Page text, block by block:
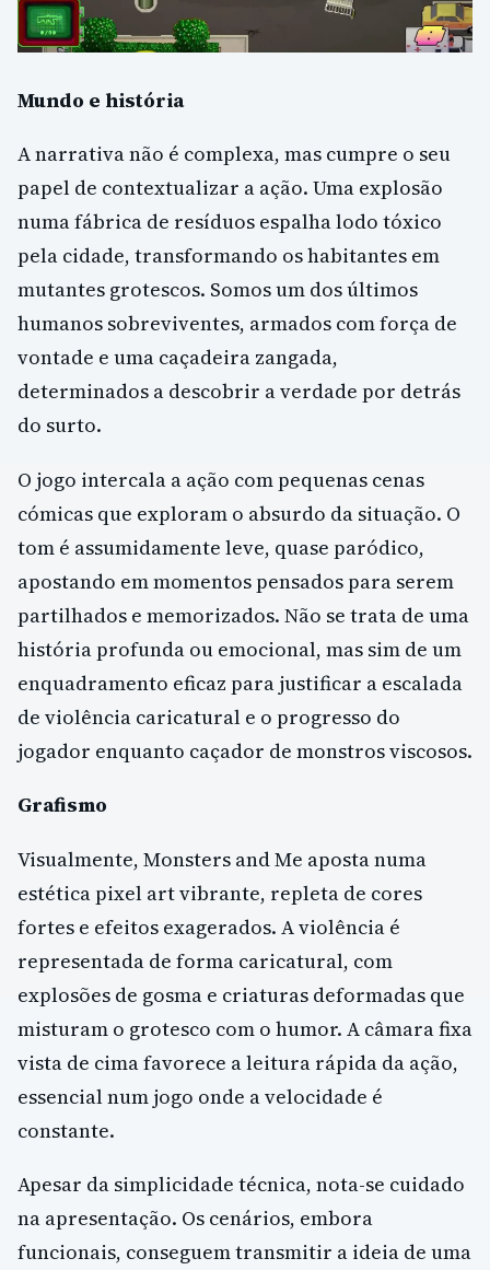
Mundo e história
A narrativa não é complexa, mas cumpre o seu
papel de contextualizar a ação. Uma explosão
numa fábrica de resíduos espalha lodo tóxico
pela cidade, transformando os habitantes em
mutantes grotescos. Somos um dos últimos
humanos sobreviventes, armados com força de
vontade e uma caçadeira zangada,
determinados a descobrir a verdade por detrás
do surto.
O jogo intercala a ação com pequenas cenas
cómicas que exploram o absurdo da situação. O
tom é assumidamente leve, quase paródico,
apostando em momentos pensados para serem
partilhados e memorizados. Não se trata de uma
história profunda ou emocional, mas sim de um
enquadramento eficaz para justificar a escalada
de violência caricatural e o progresso do
jogador enquanto caçador de monstros viscosos.
Grafismo
Visualmente, Monsters and Me aposta numa
estética pixel art vibrante, repleta de cores
fortes e efeitos exagerados. A violência é
representada de forma caricatural, com
explosões de gosma e criaturas deformadas que
misturam o grotesco com o humor. A câmara fixa
vista de cima favorece a leitura rápida da ação,
essencial num jogo onde a velocidade é
constante.
Apesar da simplicidade técnica, nota-se cuidado
na apresentação. Os cenários, embora
funcionais, conseguem transmitir a ideia de uma